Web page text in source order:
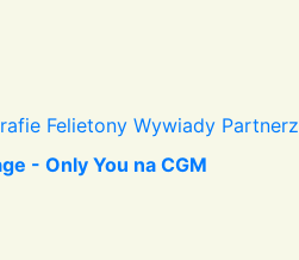
Felietony Wywiady
- Only You na CGM